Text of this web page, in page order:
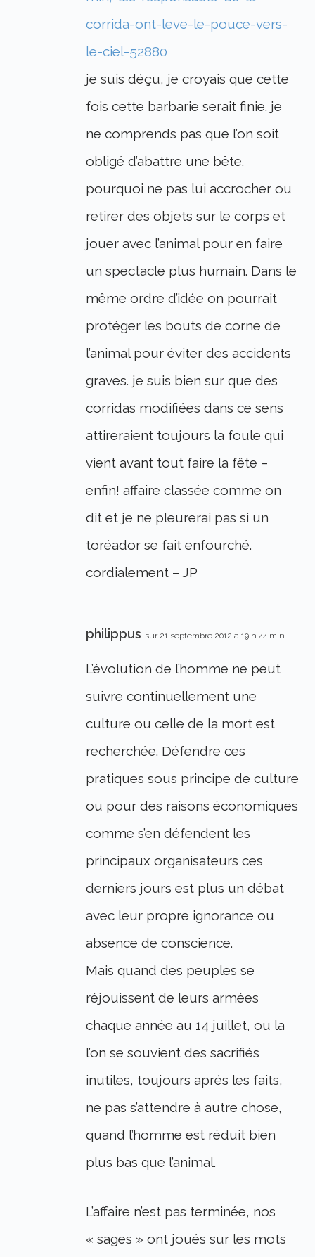
corrida-ont-leve-le-pouce-vers-
le-ciel-52880
je suis déçu, je croyais que cette
fois cette barbarie serait finie. je
ne comprends pas que l’on soit
obligé d’abattre une bête.
pourquoi ne pas lui accrocher ou
retirer des objets sur le corps et
jouer avec l’animal pour en faire
un spectacle plus humain. Dans le
même ordre d’idée on pourrait
protéger les bouts de corne de
l’animal pour éviter des accidents
graves. je suis bien sur que des
corridas modifiées dans ce sens
attireraient toujours la foule qui
vient avant tout faire la fête –
enfin! affaire classée comme on
dit et je ne pleurerai pas si un
toréador se fait enfourché.
cordialement – JP
philippus sur 21 septembre 2012 à 19 h 44 min
L’évolution de l’homme ne peut
suivre continuellement une
culture ou celle de la mort est
recherchée. Défendre ces
pratiques sous principe de culture
ou pour des raisons économiques
comme s’en défendent les
principaux organisateurs ces
derniers jours est plus un débat
avec leur propre ignorance ou
absence de conscience.
Mais quand des peuples se
réjouissent de leurs armées
chaque année au 14 juillet, ou la
l’on se souvient des sacrifiés
inutiles, toujours aprés les faits,
ne pas s’attendre à autre chose,
quand l’homme est réduit bien
plus bas que l’animal.
L’affaire n’est pas terminée, nos
« sages » ont joués sur les mots